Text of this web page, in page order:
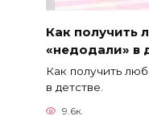
Как получить
«недодали» в
Как получить
в детстве.
9.6к.